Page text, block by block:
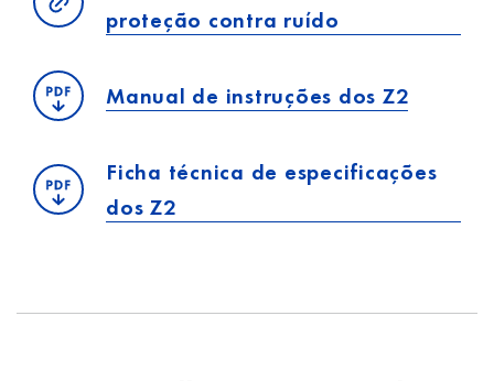
proteção contra ruído
Manual de instruções dos Z2
Ficha técnica de especificações
dos Z2